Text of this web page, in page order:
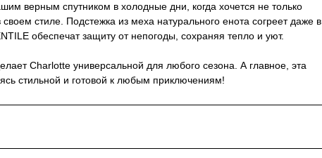
верным спутником в холодные дни, когда хочется не только
стиле. Подстежка из меха натурального енота согреет даже в
обеспечат защиту от непогоды, сохраняя тепло и уют.
Charlotte универсальной для любого сезона. А главное, эта
стильной и готовой к любым приключениям!